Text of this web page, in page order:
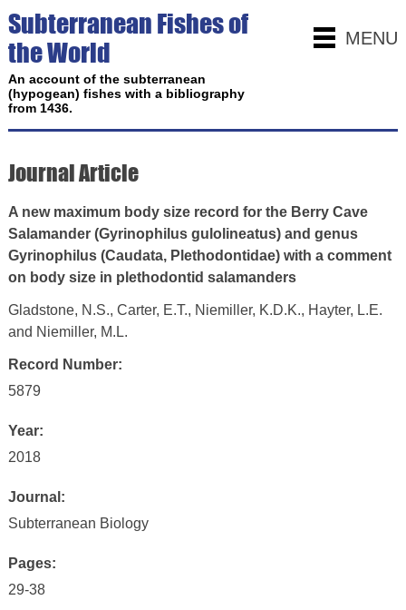
MENU
Subterranean Fishes of
the World
An account of the subterranean
(hypogean) fishes with a bibliography
from 1436.
Journal Article
A new maximum body size record for the Berry Cave
Salamander (Gyrinophilus gulolineatus) and genus
Gyrinophilus (Caudata, Plethodontidae) with a comment
on body size in plethodontid salamanders
Gladstone, N.S., Carter, E.T., Niemiller, K.D.K., Hayter, L.E.
and Niemiller, M.L.
Record Number:
5879
Year:
2018
Journal:
Subterranean Biology
Pages:
29-38